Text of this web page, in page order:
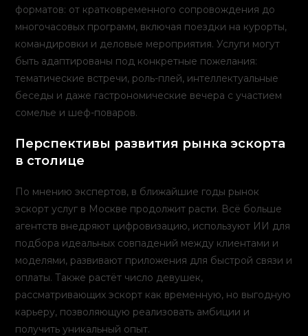
форматов: от кратковременного сопровождения до
многочасовых программ, включая поездки на курорты,
командировки и деловые мероприятия. Услуги могут
быть адаптированы под конкретные пожелания:
тематические встречи, роль-плей, интеллектуальные
беседы и даже гастрономические вечера с участием
сомелье и шеф-поваров.
Перспективы развития рынка эскорта
в столице
По мнению экспертов, в ближайшие годы рынок
эскорт услуг в Москве продолжит расти. Всё больше
агентств внедряют цифровизацию, используют ИИ для
подбора идеальных совпадений между клиентами и
моделями, развивают приложения для быстрой связи и
оплаты. Также растёт число девушек,
рассматривающих эскорт как временную, но выгодную
карьеру, позволяющую реализовать амбиции и
получить уникальный опыт.